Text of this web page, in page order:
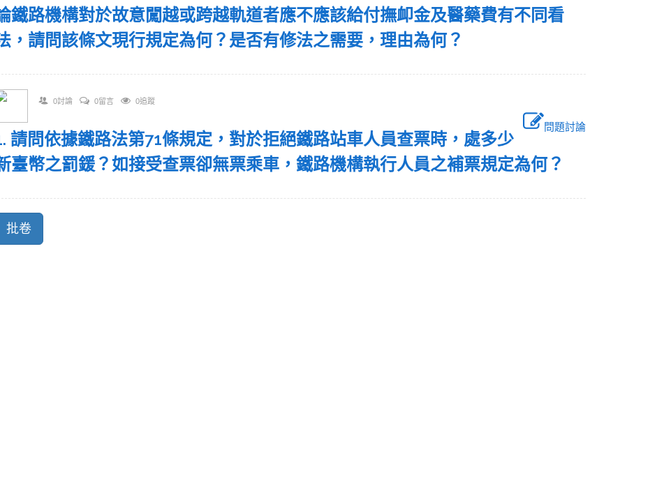
鐵路機構對於故意闖越或跨越軌道者應不應該給付撫卹金及醫藥費有不同看
，請問該條文現行規定為何？是否有修法之需要，理由為何？
0討論 0留言 0追蹤
問題討論
請問依據鐵路法第71條規定，對於拒絕鐵路站車人員查票時，處多少
臺幣之罰鍰？如接受查票卻無票乘車，鐵路機構執行人員之補票規定為何？